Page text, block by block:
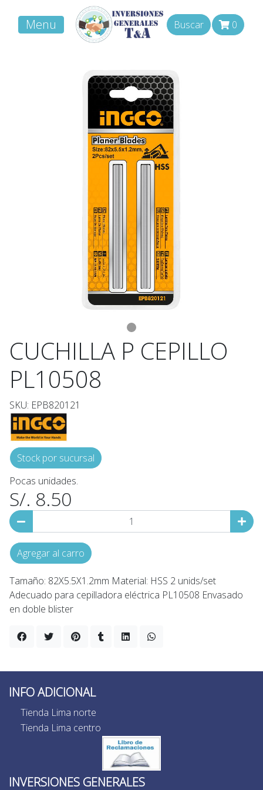
Menu Buscar 0
CUCHILLA P CEPILLO
PL10508
SKU: EPB820121
Stock por sucursal
Pocas unidades.
S/. 8.50
Agregar al carro
Tamaño: 82X5.5X1.2mm Material: HSS 2 unids/set
Adecuado para cepilladora eléctrica PL10508 Envasado
en doble blister
INFO ADICIONAL
Tienda Lima norte
Tienda Lima centro
INVERSIONES GENERALES